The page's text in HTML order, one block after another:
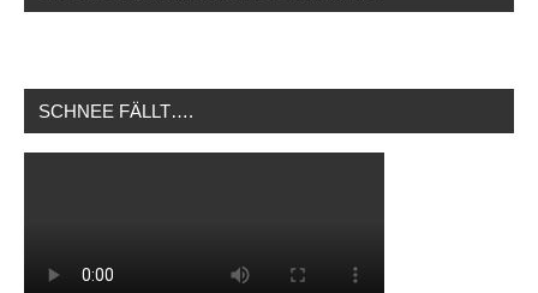
SCHNEE FÄLLT….